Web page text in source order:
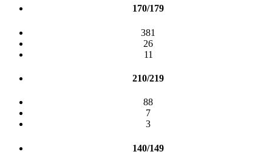
170/179
381
26
11
210/219
88
7
3
140/149